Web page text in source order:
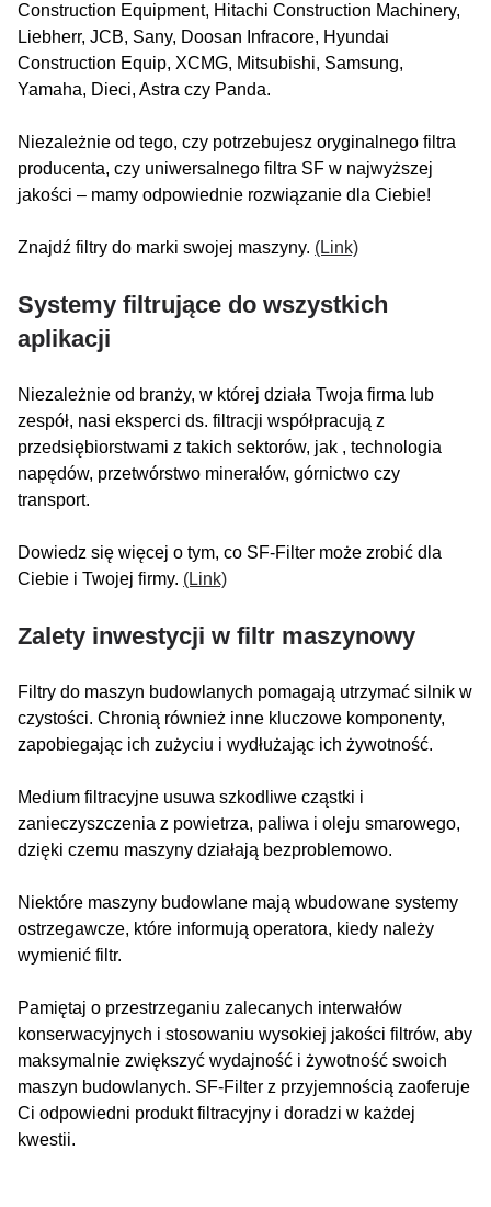
Construction Equipment, Hitachi Construction Machinery,
Liebherr, JCB, Sany, Doosan Infracore, Hyundai
Construction Equip, XCMG, Mitsubishi, Samsung,
Yamaha, Dieci, Astra czy Panda.
Niezależnie od tego, czy potrzebujesz oryginalnego filtra
producenta, czy uniwersalnego filtra SF w najwyższej
jakości – mamy odpowiednie rozwiązanie dla Ciebie!
Znajdź filtry do marki swojej maszyny. (Link)
Systemy filtrujące do wszystkich
aplikacji
Niezależnie od branży, w której działa Twoja firma lub
zespół, nasi eksperci ds. filtracji współpracują z
przedsiębiorstwami z takich sektorów, jak , technologia
napędów, przetwórstwo minerałów, górnictwo czy
transport.
Dowiedz się więcej o tym, co SF-Filter może zrobić dla
Ciebie i Twojej firmy. (Link)
Zalety inwestycji w filtr maszynowy
Filtry do maszyn budowlanych pomagają utrzymać silnik w
czystości. Chronią również inne kluczowe komponenty,
zapobiegając ich zużyciu i wydłużając ich żywotność.
Medium filtracyjne usuwa szkodliwe cząstki i
zanieczyszczenia z powietrza, paliwa i oleju smarowego,
dzięki czemu maszyny działają bezproblemowo.
Niektóre maszyny budowlane mają wbudowane systemy
ostrzegawcze, które informują operatora, kiedy należy
wymienić filtr.
Pamiętaj o przestrzeganiu zalecanych interwałów
konserwacyjnych i stosowaniu wysokiej jakości filtrów, aby
maksymalnie zwiększyć wydajność i żywotność swoich
maszyn budowlanych. SF-Filter z przyjemnością zaoferuje
Ci odpowiedni produkt filtracyjny i doradzi w każdej
kwestii.